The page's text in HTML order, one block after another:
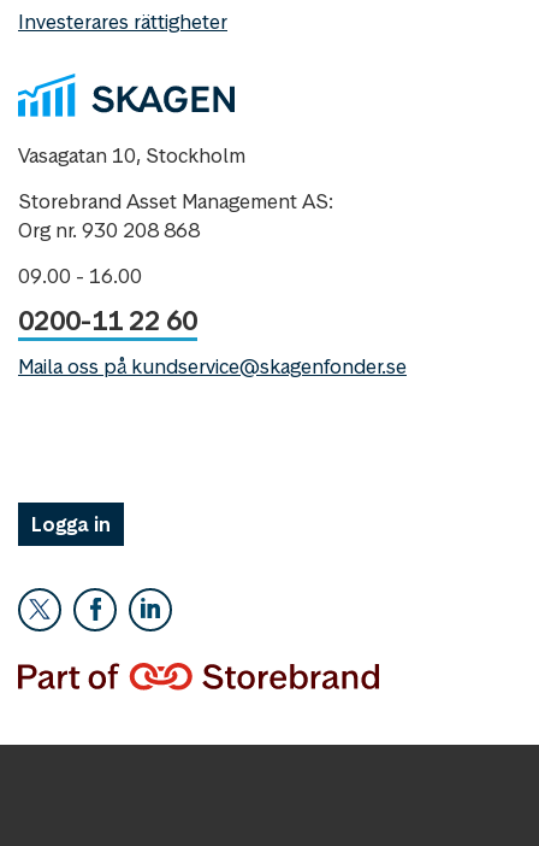
Investerares rättigheter
Vasagatan 10, Stockholm
Storebrand Asset Management AS:
Org nr. 930 208 868
09.00 - 16.00
0200-11 22 60
Maila oss på kundservice@skagenfonder.se
Logga in